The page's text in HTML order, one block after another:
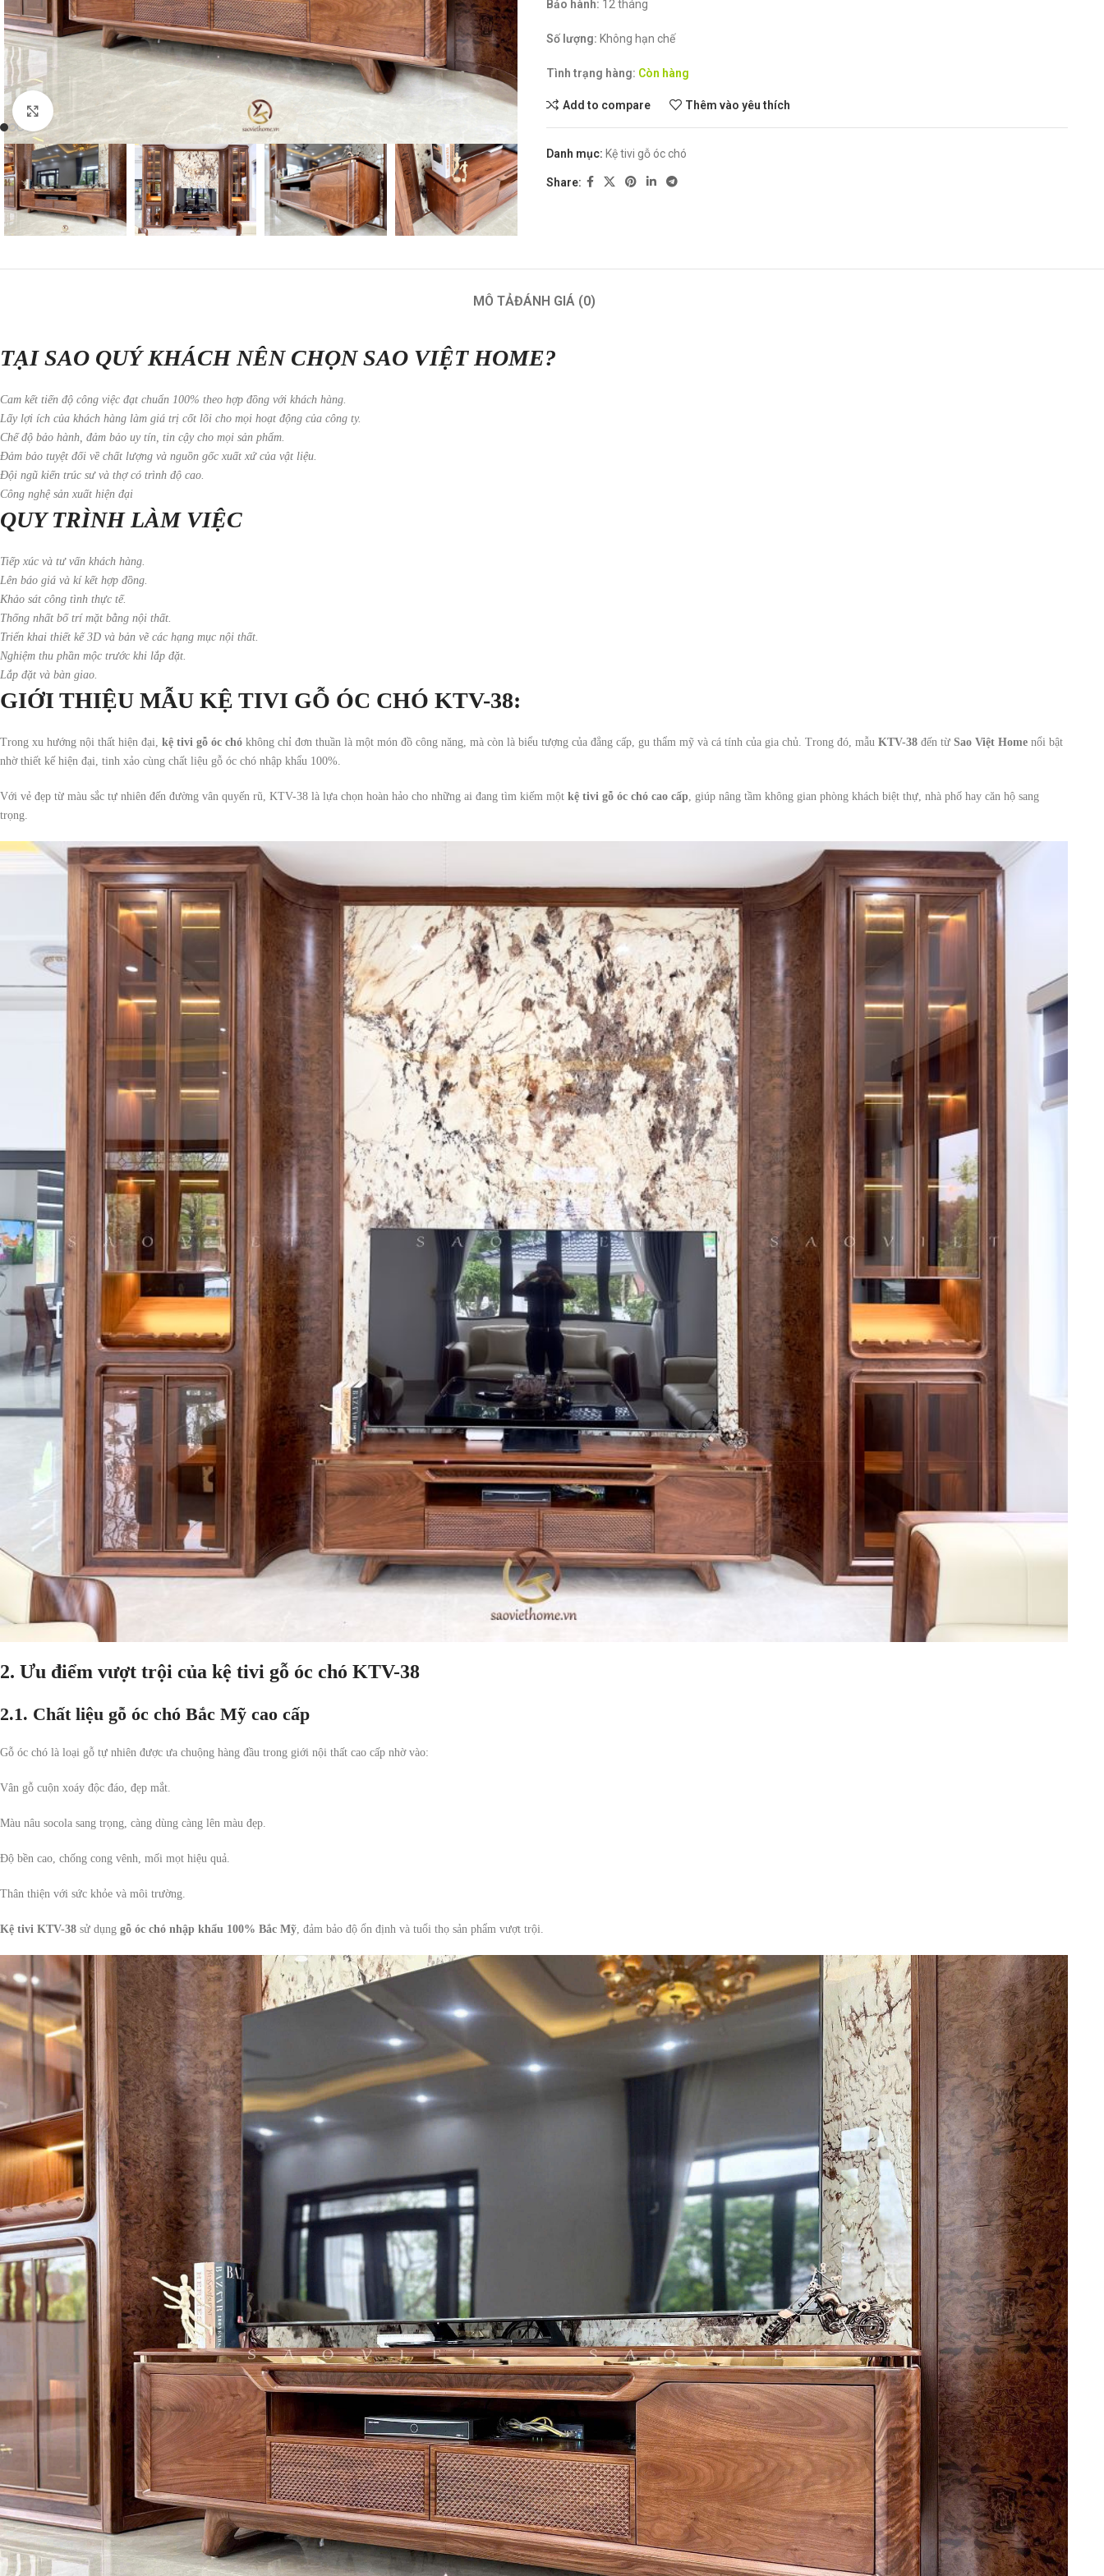
Nhấp để phóng to
Bảo hành: 12 tháng
Số lượng: Không hạn chế
Tình trạng hàng: Còn hàng
Add to compare Thêm vào yêu thích
Danh mục: Kệ tivi gỗ óc chó
Share:
MÔ TẢĐÁNH GIÁ (0)
TẠI SAO QUÝ KHÁCH NÊN CHỌN SAO VIỆT HOME?
Cam kết tiến độ công việc đạt chuẩn 100% theo hợp đồng với khách hàng.
Lấy lợi ích của khách hàng làm giá trị cốt lõi cho mọi hoạt động của công ty.
Chế độ bảo hành, đảm bảo uy tín, tin cậy cho mọi sản phẩm.
Đảm bảo tuyệt đối về chất lượng và nguồn gốc xuất xứ của vật liệu.
Đội ngũ kiến trúc sư và thợ có trình độ cao.
Công nghệ sản xuất hiện đại
QUY TRÌNH LÀM VIỆC
Tiếp xúc và tư vấn khách hàng.
Lên báo giá và kí kết hợp đồng.
Khảo sát công tình thực tế.
Thống nhất bố trí mặt bằng nội thất.
Triển khai thiết kế 3D và bản vẽ các hạng mục nội thất.
Nghiệm thu phần mộc trước khi lắp đặt.
Lắp đặt và bàn giao.
GIỚI THIỆU MẪU KỆ TIVI GỖ ÓC CHÓ KTV-38:
Trong xu hướng nội thất hiện đại, kệ tivi gỗ óc chó không chỉ đơn thuần là một món đồ công năng, mà còn là biểu tượng của đẳng cấp, gu thẩm mỹ và cá tính của gia chủ. Trong đó, mẫu KTV-38 đến từ Sao Việt Home nổi bật
nhờ thiết kế hiện đại, tinh xảo cùng chất liệu gỗ óc chó nhập khẩu 100%.
Với vẻ đẹp từ màu sắc tự nhiên đến đường vân quyến rũ, KTV-38 là lựa chọn hoàn hảo cho những ai đang tìm kiếm một kệ tivi gỗ óc chó cao cấp, giúp nâng tầm không gian phòng khách biệt thự, nhà phố hay căn hộ sang
trọng.
2. Ưu điểm vượt trội của kệ tivi gỗ óc chó KTV-38
2.1. Chất liệu gỗ óc chó Bắc Mỹ cao cấp
Gỗ óc chó là loại gỗ tự nhiên được ưa chuộng hàng đầu trong giới nội thất cao cấp nhờ vào:
Vân gỗ cuộn xoáy độc đáo, đẹp mắt.
Màu nâu socola sang trọng, càng dùng càng lên màu đẹp.
Độ bền cao, chống cong vênh, mối mọt hiệu quả.
Thân thiện với sức khỏe và môi trường.
Kệ tivi KTV-38 sử dụng gỗ óc chó nhập khẩu 100% Bắc Mỹ, đảm bảo độ ổn định và tuổi thọ sản phẩm vượt trội.